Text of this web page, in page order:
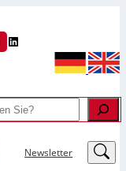
LinkedIn
Newsletter LinkedIn